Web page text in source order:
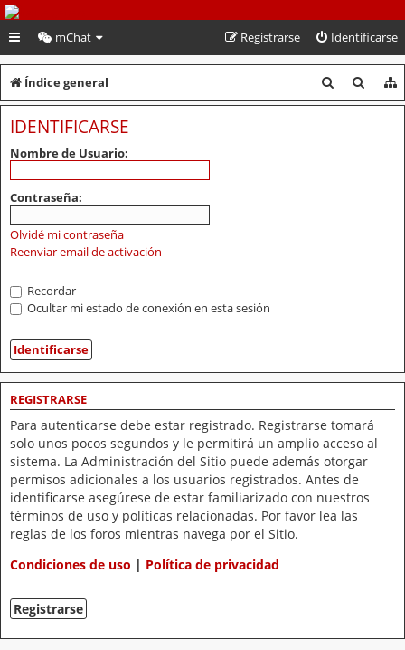
PeruVoley.com
mChat Identificarse
Registrarse
Índice general
u
u
IDENTIFICARSE
Nombre de Usuario:
Contraseña:
Olvidé mi contraseña
Reenviar email de activación
Recordar
Ocultar mi estado de conexión en esta sesión
REGISTRARSE
Para autenticarse debe estar registrado. Registrarse tomará
solo unos pocos segundos y le permitirá un amplio acceso al
sistema. La Administración del Sitio puede además otorgar
permisos adicionales a los usuarios registrados. Antes de
identificarse asegúrese de estar familiarizado con nuestros
términos de uso y políticas relacionadas. Por favor lea las
reglas de los foros mientras navega por el Sitio.
Condiciones de uso | Política de privacidad
Registrarse